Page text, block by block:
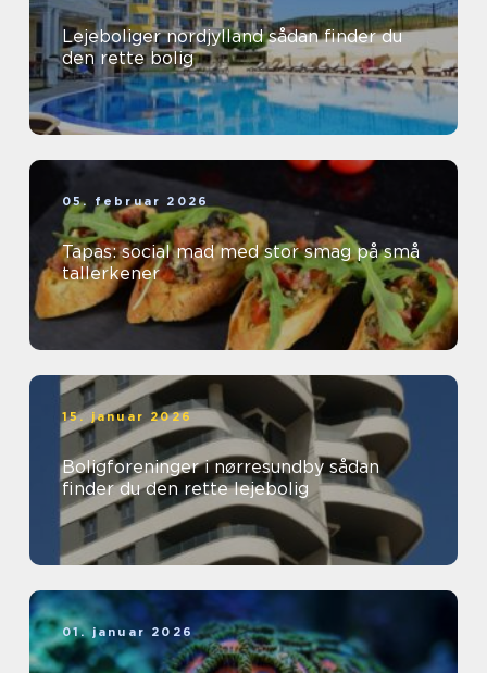
Lejeboliger nordjylland sådan finder du
den rette bolig
05. februar 2026
Tapas: social mad med stor smag på små
tallerkener
15. januar 2026
Boligforeninger i nørresundby sådan
finder du den rette lejebolig
01. januar 2026